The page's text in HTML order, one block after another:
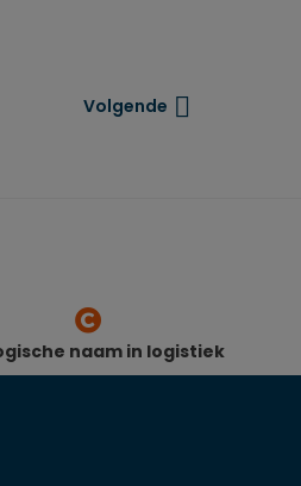
Volgende 
naam in logistiek